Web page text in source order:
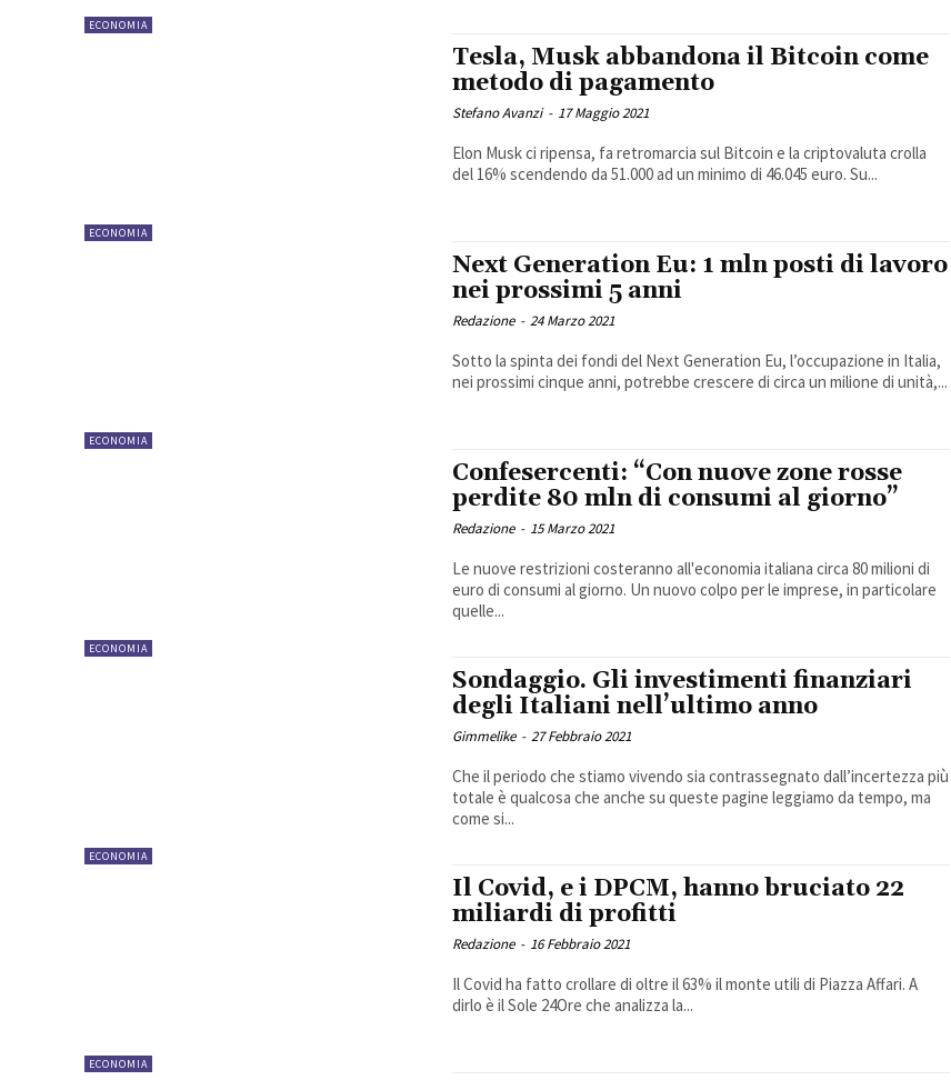
ECONOMIA
ECONOMIA
Tesla, Musk abbandona il Bitcoin come
metodo di pagamento
Stefano Avanzi - 17 Maggio 2021
Elon Musk ci ripensa, fa retromarcia sul Bitcoin e la criptovaluta crolla
del 16% scendendo da 51.000 ad un minimo di 46.045 euro. Su...
ECONOMIA
Next Generation Eu: 1 mln posti di lavoro
nei prossimi 5 anni
Redazione - 24 Marzo 2021
Sotto la spinta dei fondi del Next Generation Eu, l’occupazione in Italia,
nei prossimi cinque anni, potrebbe crescere di circa un milione di unità,...
ECONOMIA
Confesercenti: “Con nuove zone rosse
perdite 80 mln di consumi al giorno”
Redazione - 15 Marzo 2021
Le nuove restrizioni costeranno all'economia italiana circa 80 milioni di
euro di consumi al giorno. Un nuovo colpo per le imprese, in particolare
quelle...
ECONOMIA
Sondaggio. Gli investimenti finanziari
degli Italiani nell’ultimo anno
Gimmelike - 27 Febbraio 2021
Che il periodo che stiamo vivendo sia contrassegnato dall’incertezza più
totale è qualcosa che anche su queste pagine leggiamo da tempo, ma
come si...
ECONOMIA
Il Covid, e i DPCM, hanno bruciato 22
miliardi di profitti
Redazione - 16 Febbraio 2021
Il Covid ha fatto crollare di oltre il 63% il monte utili di Piazza Affari. A
dirlo è il Sole 24Ore che analizza la...